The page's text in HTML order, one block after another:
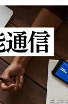
を監視
は
ート
き、
化でき
オプシ